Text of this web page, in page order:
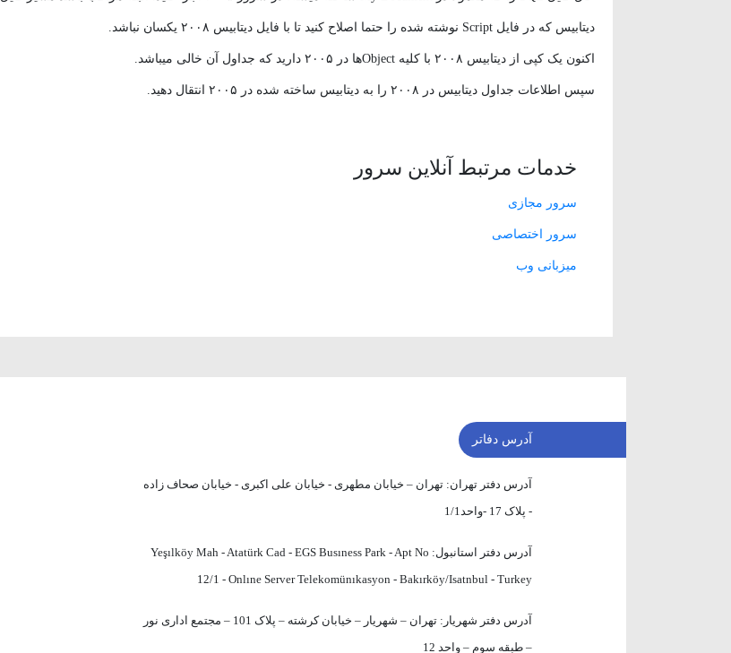
دیتابیس که در فایل Script نوشته شده را حتما اصلاح کنید تا با فایل دیتابیس ۲۰۰۸ یکسان نباشد.
اکنون یک کپی از دیتابیس ۲۰۰۸ با کلیه Objectها در ۲۰۰۵ دارید که جداول آن خالی میباشد.
سپس اطلاعات جداول دیتابیس در ۲۰۰۸ را به دیتابیس ساخته شده در ۲۰۰۵ انتقال دهید.
خدمات مرتبط آنلاین سرور
سرور مجازی
سرور اختصاصی
میزبانی وب
آدرس دفاتر
آدرس دفتر تهران: تهران – خیابان مطهری - خیابان علی اکبری - خیابان صحاف زاده
- پلاک 17 -واحد1/1
آدرس دفتر استانبول: Yeşılköy Mah - Atatürk Cad - EGS Busıness Park - Apt No
12/1 - Onlıne Server Telekomünıkasyon - Bakırköy/Isatnbul - Turkey
آدرس دفتر شهریار:
تهران – شهریار – خیابان کرشته – پلاک 101 – مجتمع اداری نور
– طبقه سوم – واحد 12